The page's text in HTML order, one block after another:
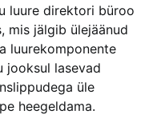
luure direktori büroo
mis jälgib ülejäänud
luurekomponente
jooksul lasevad
üle
heegeldama.